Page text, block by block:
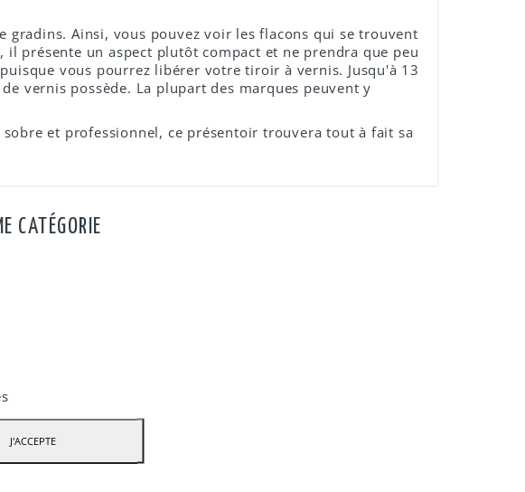
gradins. Ainsi, vous pouvez voir les flacons qui se trouvent
présente un aspect plutôt compact et ne prendra que peu
vous pourrez libérer votre tiroir à vernis. Jusqu'à 13
vernis possède. La plupart des marques peuvent y
et professionnel, ce présentoir trouvera tout à fait sa
CATÉGORIE
J'ACCEPTE